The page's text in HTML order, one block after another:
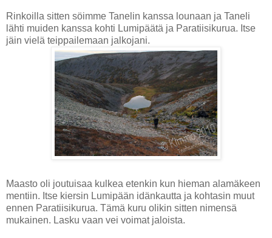
Rinkoilla sitten söimme Tanelin kanssa lounaan ja Taneli
lähti muiden kanssa kohti Lumipäätä ja Paratiisikurua. Itse
jäin vielä teippailemaan jalkojani.
Maasto oli joutuisaa kulkea etenkin kun hieman alamäkeen
mentiin. Itse kiersin Lumipään idänkautta ja kohtasin muut
ennen Paratiisikurua. Tämä kuru olikin sitten nimensä
mukainen. Lasku vaan vei voimat jaloista.